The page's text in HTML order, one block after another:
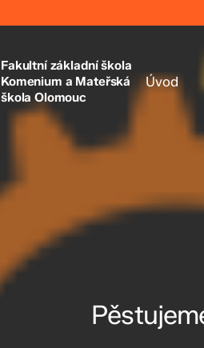
Fakultní základní škola
Komenium a Mateřská
škola Olomouc
Úvod